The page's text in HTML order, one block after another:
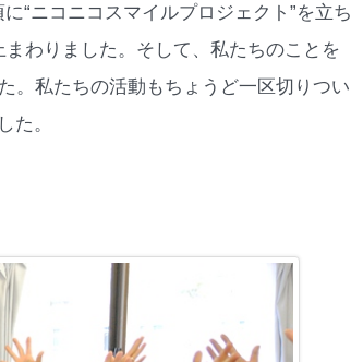
“ニコニコスマイルプロジェクト”を立ち
わりました。そして、私たちのことを
。私たちの活動もちょうど一区切りつい
た。